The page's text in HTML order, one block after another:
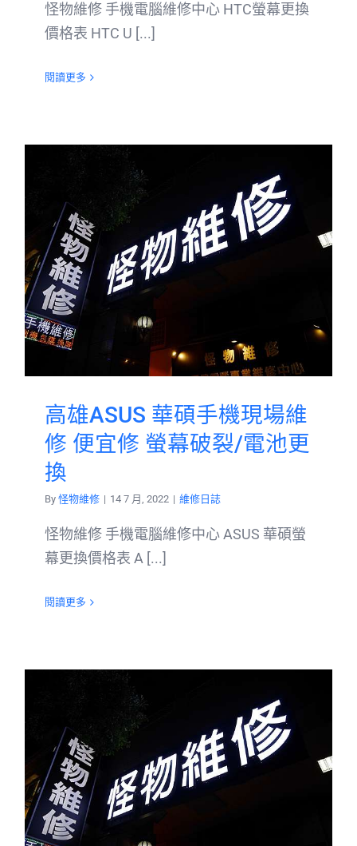
怪物維修 手機電腦維修中心 HTC螢幕更換
價格表 HTC U [...]
閱讀更多
高雄ASUS 華碩手機現場維
修 便宜修 螢幕破裂/電池更
換
By 怪物維修 | 14 7 月, 2022 | 維修日誌
怪物維修 手機電腦維修中心 ASUS 華碩螢
幕更換價格表 A [...]
閱讀更多